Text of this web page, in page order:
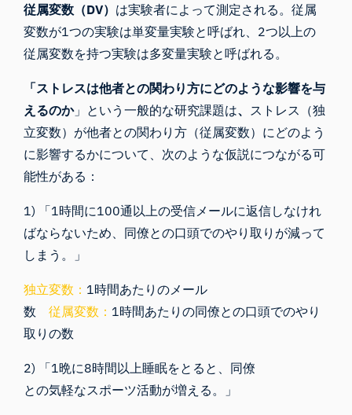
従属変数（DV） は実験者によって測定される。従属
変数が1つの実験は単変量実験と呼ばれ、2つ以上の
従属変数を持つ実験は多変量実験と呼ばれる。
「ストレスは他者との関わり方にどのような影響を与
えるのか」という一般的な研究課題は、 ストレス（独
立変数）が他者との関わり方（従属変数）にどのよう
に影響するかについて、次のような仮説につながる可
能性がある：
1) 「1時間に100通以上の受信メールに返信しなけれ
ばならないため、同僚との口頭でのやり取りが減って
しまう。」
独立変数： 1時間あたりのメール
数従属変数： 1時間あたりの同僚との口頭でのやり
取りの数
2) 「1晩に8時間以上睡眠をとると、同僚
との気軽なスポーツ活動が増える。」